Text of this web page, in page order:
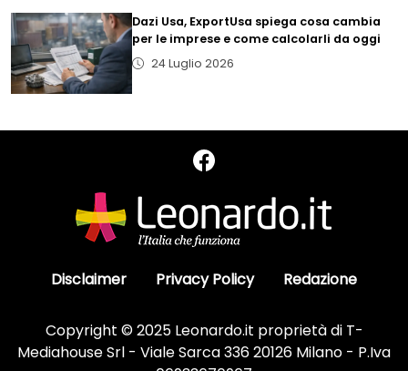
Dazi Usa, ExportUsa spiega cosa cambia
per le imprese e come calcolarli da oggi
24 Luglio 2026
Disclaimer Privacy Policy Redazione
Copyright © 2025 Leonardo.it proprietà di T-
Mediahouse Srl - Viale Sarca 336 20126 Milano - P.Iva